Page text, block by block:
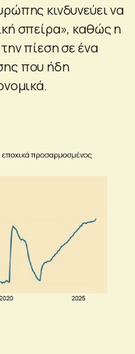
κινδυνεύει να
σπείρα», καθώς η
πίεση σε ένα
που ήδη